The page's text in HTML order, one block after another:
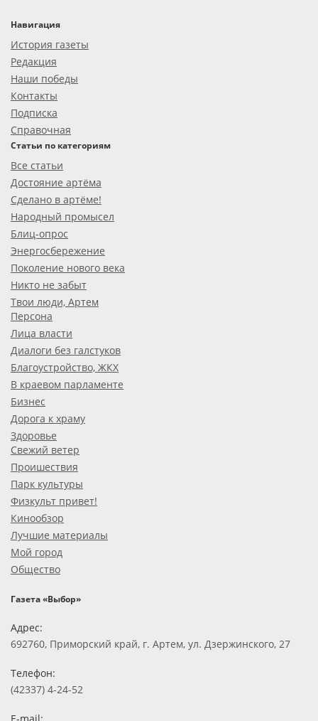
Навигация
История газеты
Редакция
Наши победы
Контакты
Подписка
Справочная
Статьи по категориям
Все статьи
Достояние артёма
Сделано в артёме!
Народный промысел
Блиц-опрос
Энергосбережение
Поколение нового века
Никто не забыт
Твои люди, Артем
Персона
Лица власти
Диалоги без галстуков
Благоустройство, ЖКХ
В краевом парламенте
Бизнес
Дорога к храму
Здоровье
Свежий ветер
Проишествия
Парк культуры
Физкульт привет!
Кинообзор
Лучшие материалы
Мой город
Общество
Газета «Выбор»
Адрес:
692760, Приморский край, г. Артем, ул. Дзержинского, 27
Телефон:
(42337) 4-24-52